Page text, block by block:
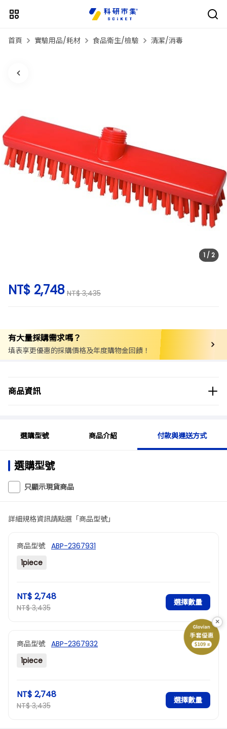
首頁 實驗用品/耗材 食品衛生/檢驗 清潔/消毒
1/ 2
NT$ 2,748 NT$ 3,435
有大量採購需求嗎？
填表享更優惠的採購價格及年度購物金回饋！
商品資訊
商品分類
選購型號 商品介紹 付款與運送方式
選購型號
只顯示現貨商品
詳細規格資訊請點選「商品型號」
商品型號 ABP-2367931
1piece
NT$ 2,748
NT$ 3,435
選擇數量
商品型號 ABP-2367932
1piece
NT$ 2,748
NT$ 3,435
選擇數量
×